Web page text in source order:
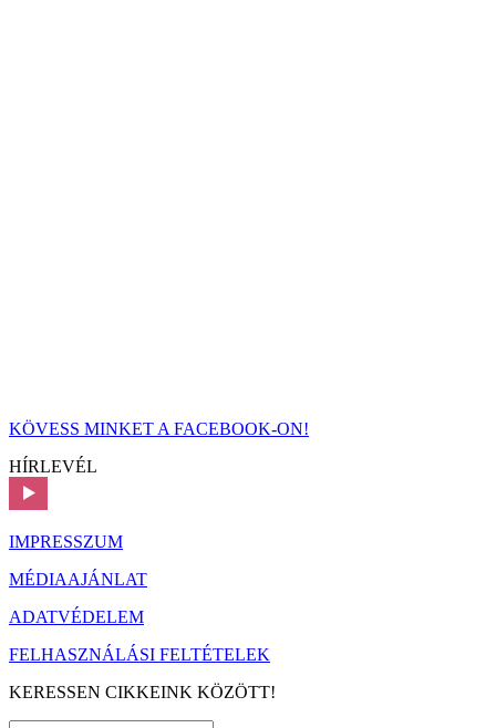
KÖVESS MINKET A FACEBOOK-ON!
HÍRLEVÉL
IMPRESSZUM
MÉDIAAJÁNLAT
ADATVÉDELEM
FELHASZNÁLÁSI FELTÉTELEK
KERESSEN CIKKEINK KÖZÖTT!